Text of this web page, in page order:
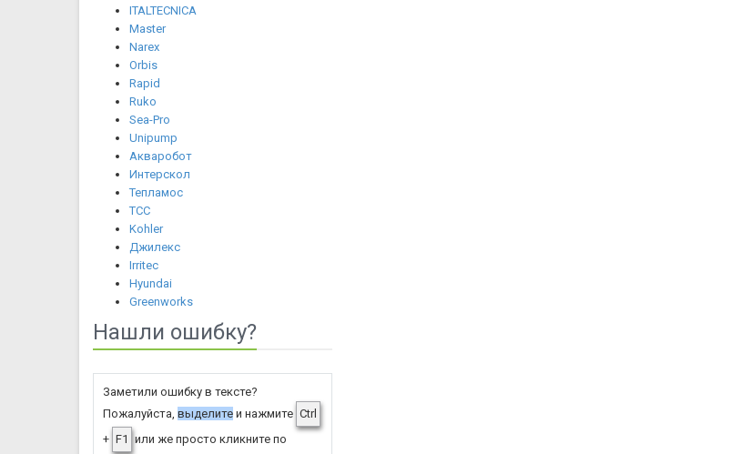
ITALTECNICA
Master
Narex
Orbis
Rapid
Ruko
Sea-Pro
Unipump
Акваробот
Интерскол
Тепламос
ТСС
Kohler
Джилекс
Irritec
Hyundai
Greenworks
Нашли ошибку?
Заметили ошибку в тексте?
Пожалуйста, выделите и нажмите Ctrl
+ F1 или же просто кликните по